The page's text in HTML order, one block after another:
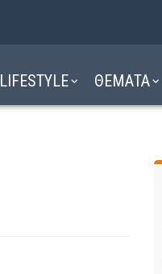
LIFESTYLE ΘΕΜΑΤΑ